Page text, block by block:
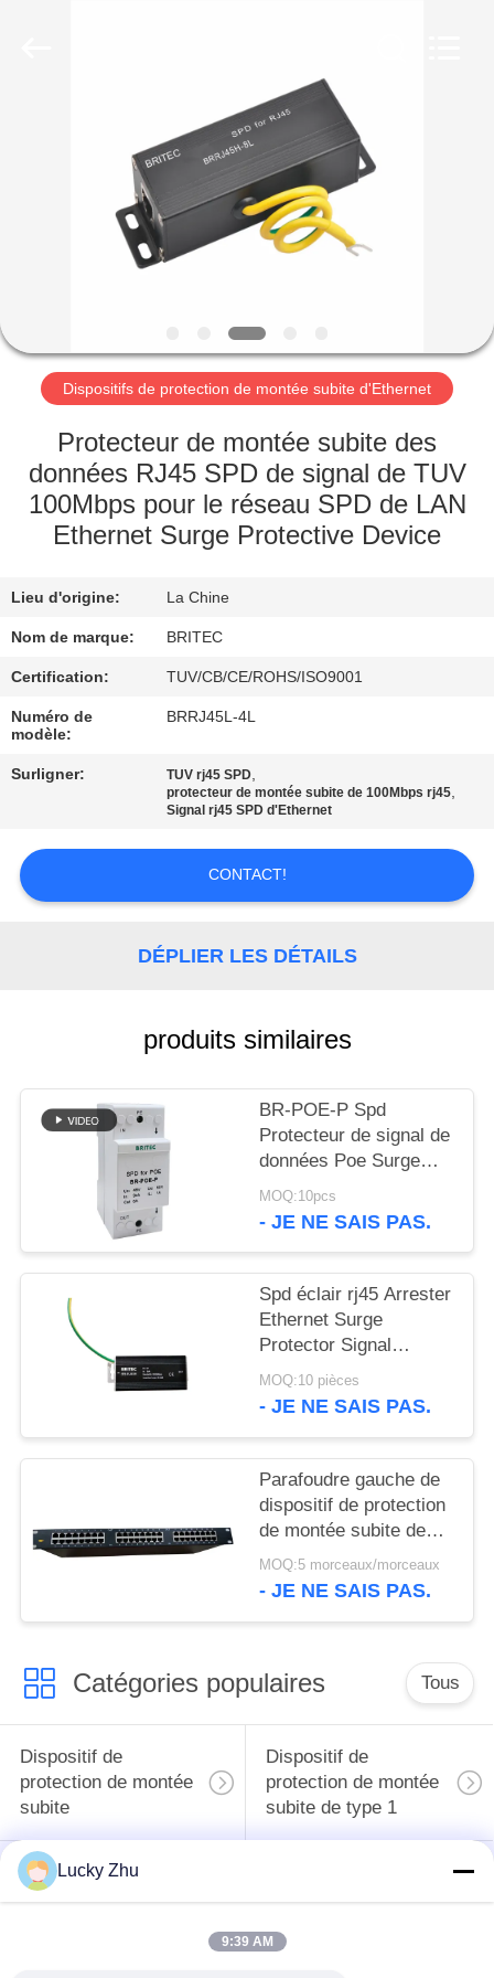
PRODUITS
DE
NOUS
VISITE
D'USINE
CONTRÔLE
LA
QUALITÉ
CONTACT
NOUVELLES
TOUS
LES
PLAN
DU
POLITIQUE
DE
CONFIDENTIALITÉ
Dispositifs de protection de montée subite d'Ethernet
Protecteur de montée subite des
données RJ45 SPD de signal de TUV
100Mbps pour le réseau SPD de LAN
Ethernet Surge Protective Device
Lieu d'origine: La Chine
Nom de marque: BRITEC
Certification: TUV/CB/CE/ROHS/ISO9001
Numéro de
modèle:
BRRJ45L-4L
Surligner: TUV rj45 SPD,
protecteur de montée subite de 100Mbps rj45,
Signal rj45 SPD d'Ethernet
CONTACT!
DÉPLIER LES DÉTAILS
produits similaires
BR-POE-P Spd
Protecteur de signal de
données Poe Surge
Arrestor 48V Chine
appareils de protection
MOQ:10pcs
- JE NE SAIS PAS.
Spd éclair rj45 Arrester
Ethernet Surge
Protector Signal
1000Mbps Chine
appareils de protection
MOQ:10 pièces
- JE NE SAIS PAS.
Parafoudre gauche de
dispositif de protection
de montée subite de
l'Ethernet Rj45 de
BRRJ45L-4LR 24
MOQ:5 morceaux/morceaux
- JE NE SAIS PAS.
Catégories populaires Tous
Dispositif de
protection de montée
subite
Dispositif de
protection de montée
subite de type 1
Type - dispositif de
protection de 2
protection de montée
Lucky Zhu
9:39 AM